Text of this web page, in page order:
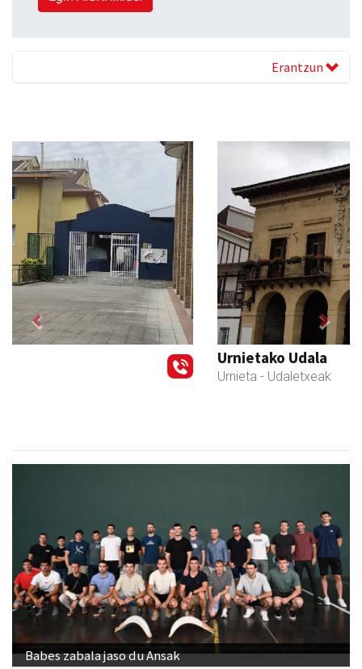
Erantzun
Previous Next
Babes zabala jaso du Ansak